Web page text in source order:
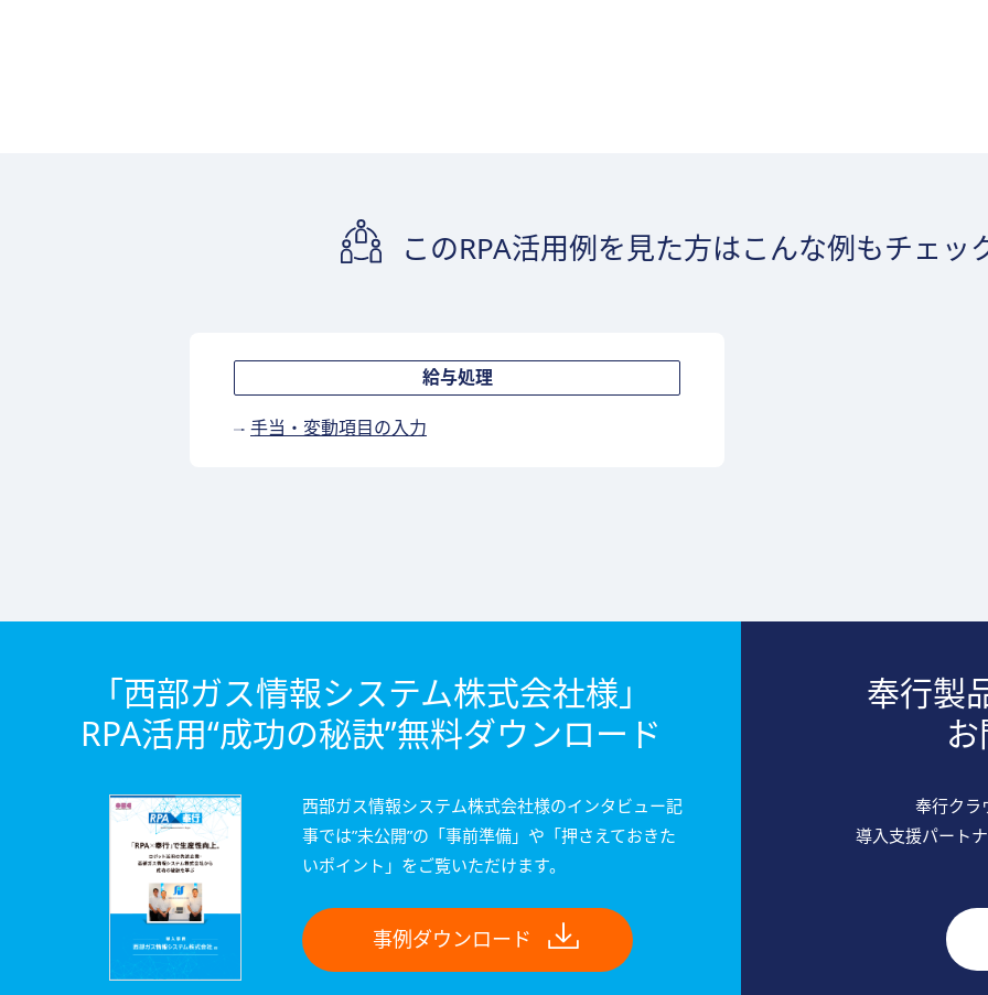
このRPA活用例を見た方はこんな例もチェッ
給与処理
手当・変動項目の入力
「西部ガス情報システム株式会社様」
RPA活用“成功の秘訣”無料ダウンロード
西部ガス情報システム株式会社様のインタビュー記
事では”未公開”の「事前準備」や「押さえておきた
いポイント」をご覧いただけます。
事例ダウンロード
奉行製
奉行クラ
導入支援パート